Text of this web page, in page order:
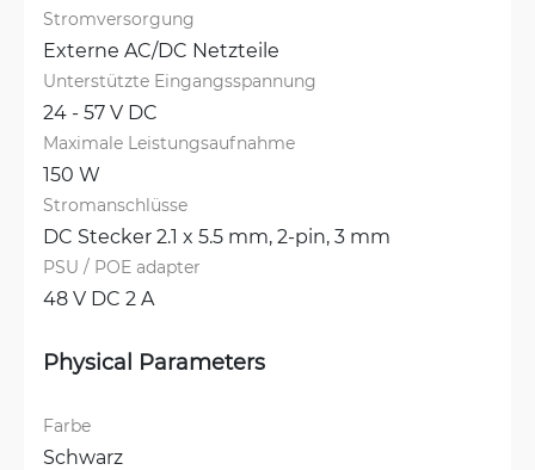
Stromversorgung
Externe AC/DC Netzteile
Unterstützte Eingangsspannung
24 - 57 V DC
Maximale Leistungsaufnahme
150 W
Stromanschlüsse
DC Stecker 2.1 x 5.5 mm, 2-pin, 3 mm
PSU / POE adapter
48 V DC 2 A
Physical Parameters
Farbe
Schwarz